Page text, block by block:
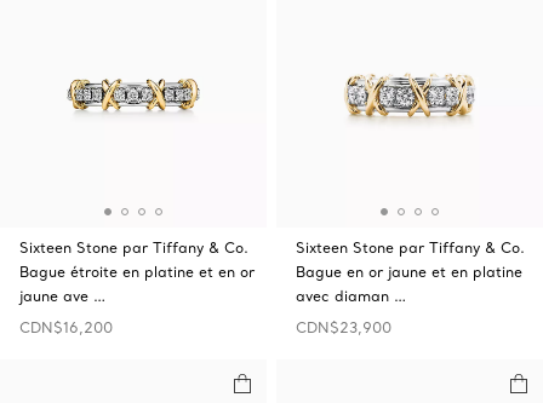
Sixteen Stone par Tiffany & Co.
Bague étroite en platine et en or
jaune ave …
CDN$16,200
Sixteen Stone par Tiffany & Co.
Bague en or jaune et en platine
avec diaman …
CDN$23,900